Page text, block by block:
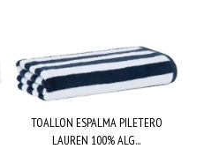
TOALLON ESPALMA PILETERO
LAUREN 100% ALG...